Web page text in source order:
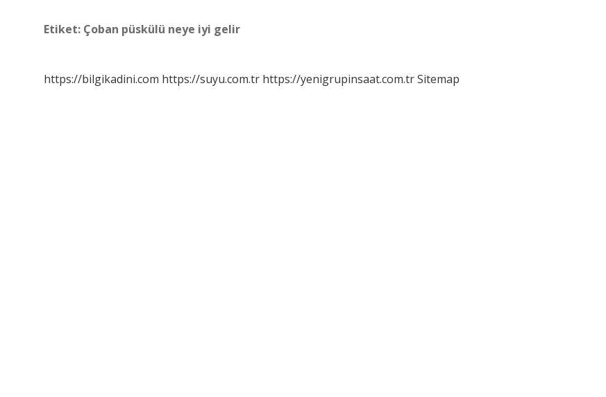
Etiket: Çoban püskülü neye iyi gelir
https://bilgikadini.com https://suyu.com.tr https://yenigrupinsaat.com.trSitemap